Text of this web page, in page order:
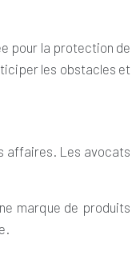
pour la protection de
les obstacles et
affaires. Les avocats
marque de produits